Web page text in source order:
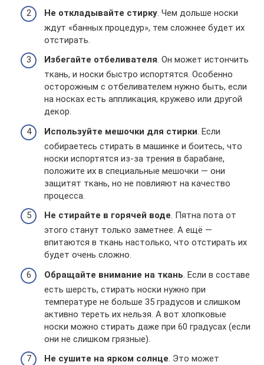
Не откладывайте стирку. Чем дольше носки
ждут «банных процедур», тем сложнее будет их
отстирать.
Избегайте отбеливателя. Он может истончить
ткань, и носки быстро испортятся. Особенно
осторожным с отбеливателем нужно быть, если
на носках есть аппликация, кружево или другой
декор.
Используйте мешочки для стирки. Если
собираетесь стирать в машинке и боитесь, что
носки испортятся из-за трения в барабане,
положите их в специальные мешочки — они
защитят ткань, но не повлияют на качество
процесса.
Не стирайте в горячей воде. Пятна пота от
этого станут только заметнее. А ещё —
впитаются в ткань настолько, что отстирать их
будет очень сложно.
Обращайте внимание на ткань. Если в составе
есть шерсть, стирать носки нужно при
температуре не больше 35 градусов и слишком
активно тереть их нельзя. А вот хлопковые
носки можно стирать даже при 60 градусах (если
они не слишком грязные).
Не сушите на ярком солнце. Это может